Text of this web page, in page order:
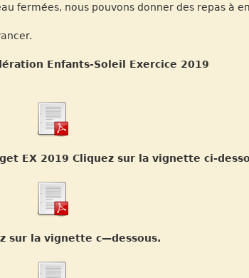
fermées, nous pouvons donner des repas à
Enfants-Soleil Exercice 2019
EX 2019 Cliquez sur la vignette ci-
sur la vignette c—dessous.